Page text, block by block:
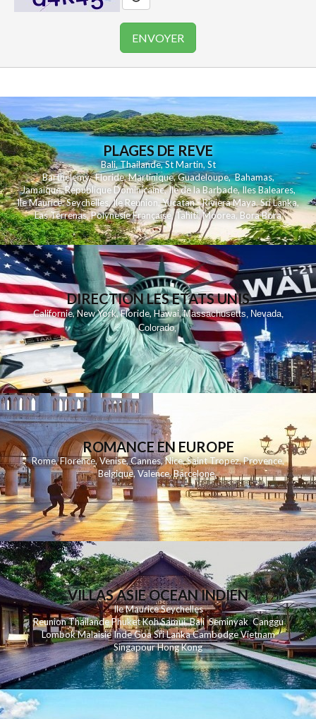
PLAGES DE REVE
Bali,Thailande,St Martin,St
Barthelemy,Floride,Martinique,Guadeloupe,Bahamas,
Jamaique,Republique Dominicaine,Ile de la Barbade,Iles Baleares,
Ile Maurice,Seychelles,Ile Reunion,Yucatan - Riviera Maya,Sri Lanka,
Las Terrenas,Polynesie Française,Tahiti,Moorea, Bora Bora
DIRECTION LES ETATS UNIS
Californie,New York,Floride,Hawai,Massachusetts, Nevada,
Colorado,
ROMANCE EN EUROPE
Rome,Florence,Venise,Cannes,Nice,Saint Tropez,Provence,
Belgique,Valence,Barcelone,
VILLAS ASIE OCEAN INDIEN
Ile MauriceSeychelles
ReunionThailandePhuketKohSamui Bali SeminyakCanggu
LombokMalaisieIndeGoaSri LankaCambodgeVietnam
SingapourHong Kong